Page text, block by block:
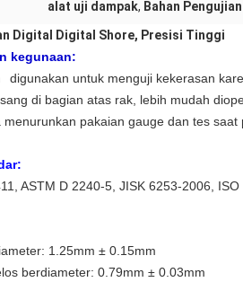
alat uji dampak, Bahan
Digital Digital Shore, Presisi Tinggi
kegunaan:
digunakan untuk menguji kekerasan
di bagian atas rak, lebih mudah
menurunkan pakaian gauge dan tes saat
ASTM D 2240-5, JISK 6253-2006,
1.25mm ± 0.15mm
berdiameter: 0.79mm ± 0.03mm